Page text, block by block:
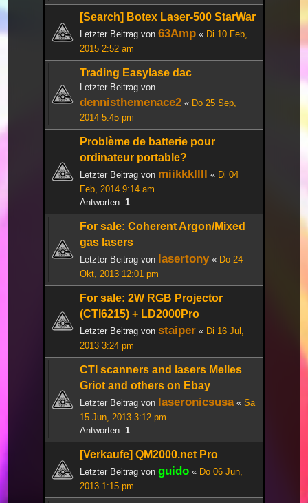
[Search] Botex Laser-500 StarWar
Letzter Beitrag von 63Amp « Di 10 Feb,
2015 2:52 am
Trading Easylase dac
Letzter Beitrag von
dennisthemenace2 « Do 25 Sep,
2014 5:45 pm
Problème de batterie pour
ordinateur portable?
Letzter Beitrag von miikkkllll « Di 04
Feb, 2014 9:14 am
Antworten: 1
For sale: Coherent Argon/Mixed
gas lasers
Letzter Beitrag von lasertony« Do 24
Okt, 2013 12:01 pm
For sale: 2W RGB Projector
(CTI6215) + LD2000Pro
Letzter Beitrag von staiper « Di 16 Jul,
2013 3:24 pm
CTI scanners and lasers Melles
Griot and others on Ebay
Letzter Beitrag von laseronicsusa« Sa
15 Jun, 2013 3:12 pm
Antworten: 1
[Verkaufe] QM2000.net Pro
Letzter Beitrag von guido « Do 06 Jun,
2013 1:15 pm